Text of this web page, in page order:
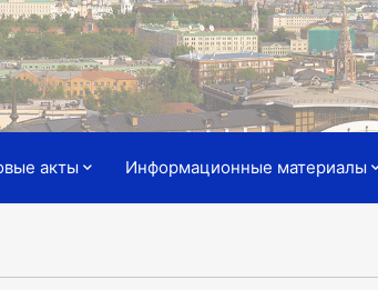
акты Информационные материалы